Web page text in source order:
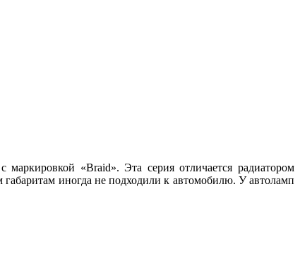
«Braid». Эта серия отличается радиатором
иногда не подходили к автомобилю. У автоламп